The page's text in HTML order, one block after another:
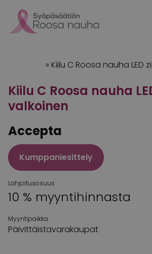
» Kiilu C Roosa nauha LED
Kiilu C Roosa nauha
valkoinen
Accepta
Kumppaniesittely
Lahjoitusosuus
10 % myyntihinnasta
Myyntipaikka
Päivittäistavarakaupat